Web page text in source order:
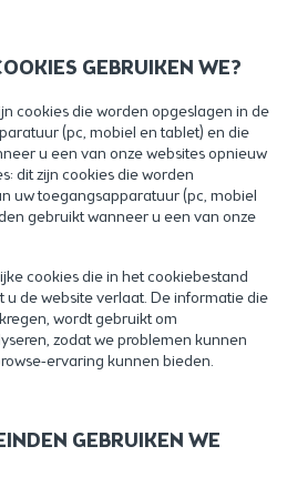
GEBRUIKEN WE?
cookies die worden opgeslagen in de
(pc, mobiel en tablet) en die
u een van onze websites opnieuw
dit zijn cookies die worden
uw toegangsapparatuur (pc, mobiel
gebruikt wanneer u een van onze
cookies die in het cookiebestand
u de website verlaat. De informatie die
wordt gebruikt om
zodat we problemen kunnen
ervaring kunnen bieden.
GEBRUIKEN WE